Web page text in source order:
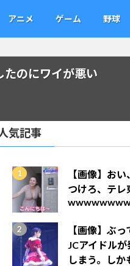
アニメ ゲーム 野球
のにワイが悪い
気記事
【画像】お
つけろ、テレ
【画像】ぶ
JCアイドル
しまう。しか